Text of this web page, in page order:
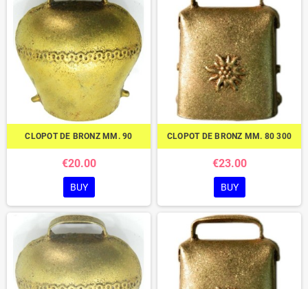
CLOPOT DE BRONZ MM. 90
€20.00
BUY
CLOPOT DE BRONZ MM. 80 300
€23.00
BUY